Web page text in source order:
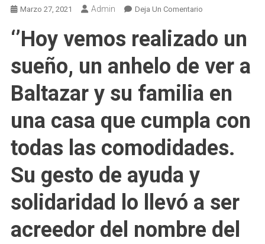
Marzo 27, 2021 Admin Deja Un ComentarioEn
El
De
Tiene
Propia
‘’Hoy vemos realizado un
sueño, un anhelo de ver a
Baltazar y su familia en
una casa que cumpla con
todas las comodidades.
Su gesto de ayuda y
solidaridad lo llevó a ser
acreedor del nombre del